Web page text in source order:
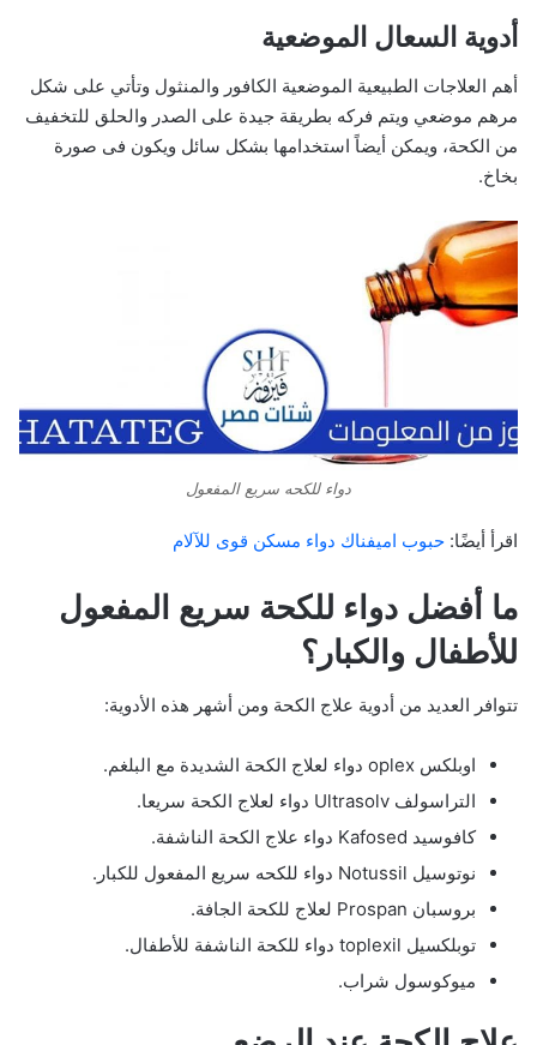
أدوية السعال الموضعية
أهم العلاجات الطبيعية الموضعية الكافور والمنثول وتأتي على شكل
مرهم موضعي ويتم فركه بطريقة جيدة على الصدر والحلق للتخفيف
من الكحة، ويمكن أيضاً استخدامها بشكل سائل ويكون فى صورة
بخاخ.
دواء للكحه سريع المفعول
اقرأ أيضًا: حبوب اميفناك دواء مسكن قوى للآلام
ما أفضل دواء للكحة سريع المفعول
للأطفال والكبار؟
تتوافر العديد من أدوية علاج الكحة ومن أشهر هذه الأدوية:
اوبلكس oplex دواء لعلاج الكحة الشديدة مع البلغم.
التراسولف Ultrasolv دواء لعلاج الكحة سريعا.
كافوسيد Kafosed دواء علاج الكحة الناشفة.
نوتوسيل Notussil دواء للكحه سريع المفعول للكبار.
بروسبان Prospan لعلاج للكحة الجافة.
توبلكسيل toplexil دواء للكحة الناشفة للأطفال.
ميوكوسول شراب.